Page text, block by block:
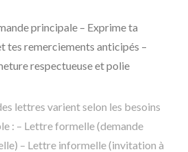
principale – Exprime ta
tes remerciements anticipés –
respectueuse et polie
lettres varient selon les besoins
: – Lettre formelle (demande
– Lettre informelle (invitation à